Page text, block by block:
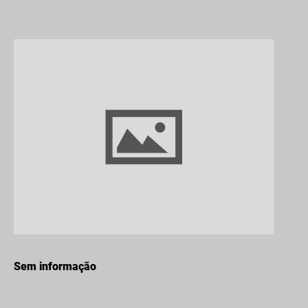
Sem informação